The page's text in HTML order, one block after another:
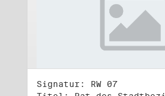
Signatur: RW 07